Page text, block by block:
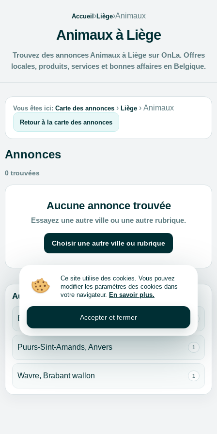
Accueil›Liège›Animaux
Animaux à Liège
Trouvez des annonces Animaux à Liège sur OnLa. Offres
locales, produits, services et bonnes affaires en Belgique.
Vous êtes ici: Carte des annonces › Liège › Animaux
Retour à la carte des annonces
Annonces
0 trouvées
Aucune annonce trouvée
Essayez une autre ville ou une autre rubrique.
Choisir une autre ville ou rubrique
Autres villes pour cette rubrique
Brakel, Flandre orientale
Puurs-Sint-Amands, Anvers 1
Wavre, Brabant wallon 1
Ce site utilise des cookies. Vous pouvez
modifier les paramètres des cookies dans
votre navigateur. En savoir plus.
Accepter et fermer